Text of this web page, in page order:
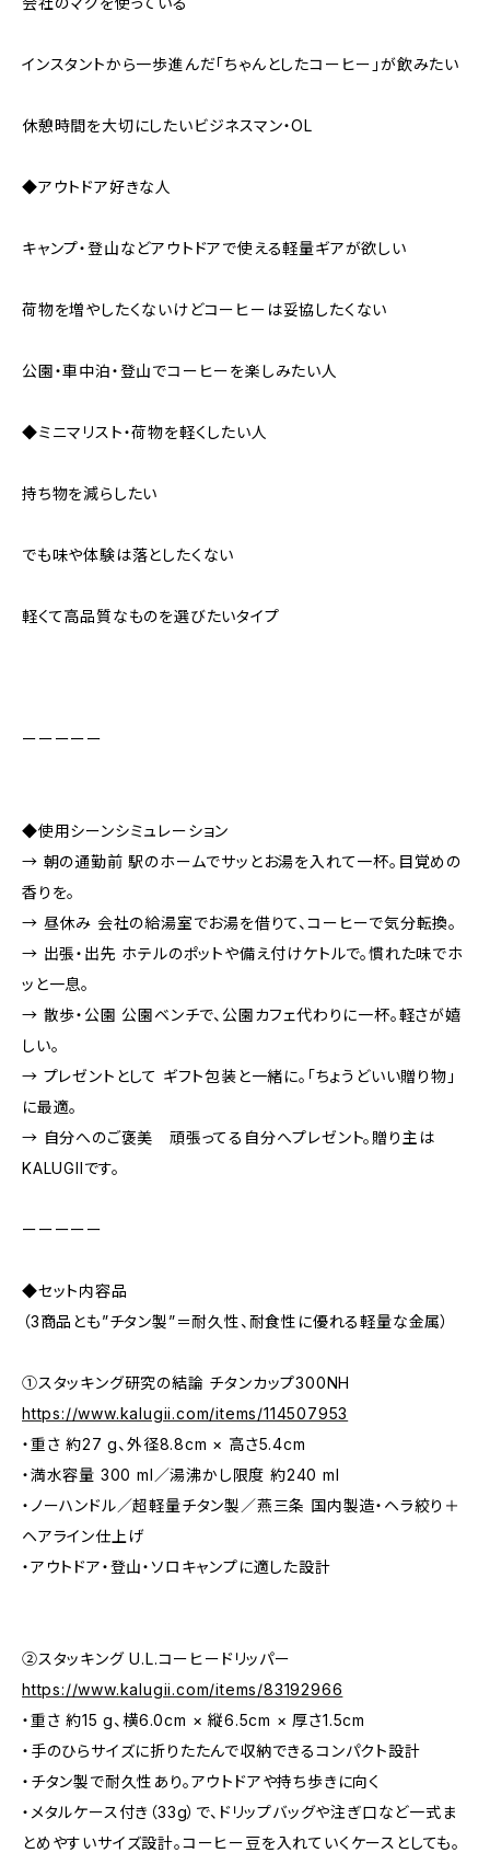
インスタントから一歩進んだ「ちゃんとしたコーヒー」が飲みたい
休憩時間を大切にしたいビジネスマン・OL
◆アウトドア好きな人
キャンプ・登山などアウトドアで使える軽量ギアが欲しい
荷物を増やしたくないけどコーヒーは妥協したくない
公園・車中泊・登山でコーヒーを楽しみたい人
◆ミニマリスト・荷物を軽くしたい人
持ち物を減らしたい
でも味や体験は落としたくない
軽くて高品質なものを選びたいタイプ
ーーーーー
◆使用シーンシミュレーション
→ 朝の通勤前 駅のホームでサッとお湯を入れて一杯。目覚めの
香りを。
→ 昼休み 会社の給湯室でお湯を借りて、コーヒーで気分転換。
→ 出張・出先 ホテルのポットや備え付けケトルで。慣れた味でホ
ッと一息。
→ 散歩・公園 公園ベンチで、公園カフェ代わりに一杯。軽さが嬉
しい。
→ プレゼントとして ギフト包装と一緒に。「ちょうどいい贈り物」
に最適。
→ 自分へのご褒美 頑張ってる自分へプレゼント。贈り主は
KALUGIIです。
ーーーーー
◆セット内容品
（3商品とも”チタン製”＝耐久性、耐食性に優れる軽量な金属）
①スタッキング研究の結論 チタンカップ300NH
https://www.kalugii.com/items/114507953
・重さ 約27 g、外径8.8cm × 高さ5.4cm
・満水容量 300 ml／湯沸かし限度 約240 ml
・ノーハンドル／超軽量チタン製／燕三条 国内製造・ヘラ絞り＋
ヘアライン仕上げ
・アウトドア・登山・ソロキャンプに適した設計
②スタッキング U.L.コーヒードリッパー
https://www.kalugii.com/items/83192966
・重さ 約15 g、横6.0cm × 縦6.5cm × 厚さ1.5cm
・手のひらサイズに折りたたんで収納できるコンパクト設計
・チタン製で耐久性あり。アウトドアや持ち歩きに向く
・メタルケース付き（33g）で、ドリップバッグや注ぎ口など一式ま
とめやすいサイズ設計。コーヒー豆を入れていくケースとしても。